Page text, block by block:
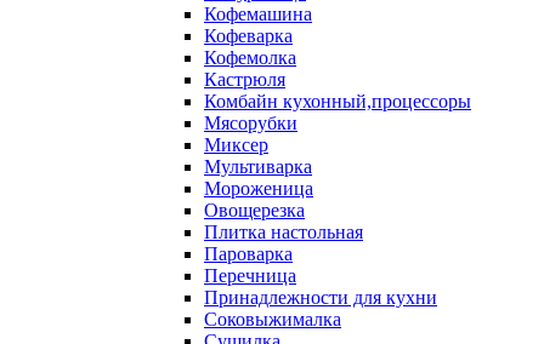
Кофемашина
Кофеварка
Кофемолка
Кастрюля
Комбайн кухонный,процессоры
Мясорубки
Миксер
Мультиварка
Мороженица
Овощерезка
Плитка настольная
Пароварка
Перечница
Принадлежности для кухни
Соковыжималка